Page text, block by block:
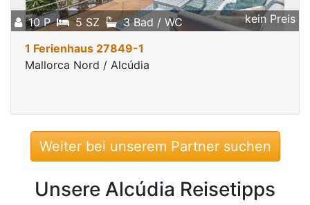
10 P 5 SZ 3 Bad / WC kein Preis
1 Ferienhaus 27849-1
Mallorca Nord / Alcúdia
Weiter bei unserem Partner suchen
Unsere Alcúdia Reisetipps